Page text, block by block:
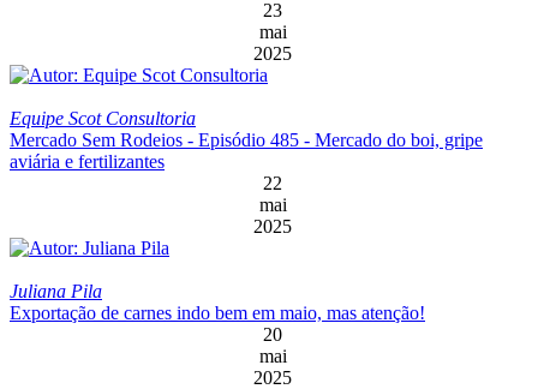
23
mai
2025
Equipe Scot Consultoria
Mercado Sem Rodeios - Episódio 485 - Mercado do boi, gripe
aviária e fertilizantes
22
mai
2025
Juliana Pila
Exportação de carnes indo bem em maio, mas atenção!
20
mai
2025